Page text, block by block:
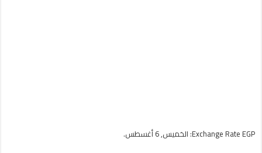
Exchange Rate EGP : الخميس, 6 أغسطس.